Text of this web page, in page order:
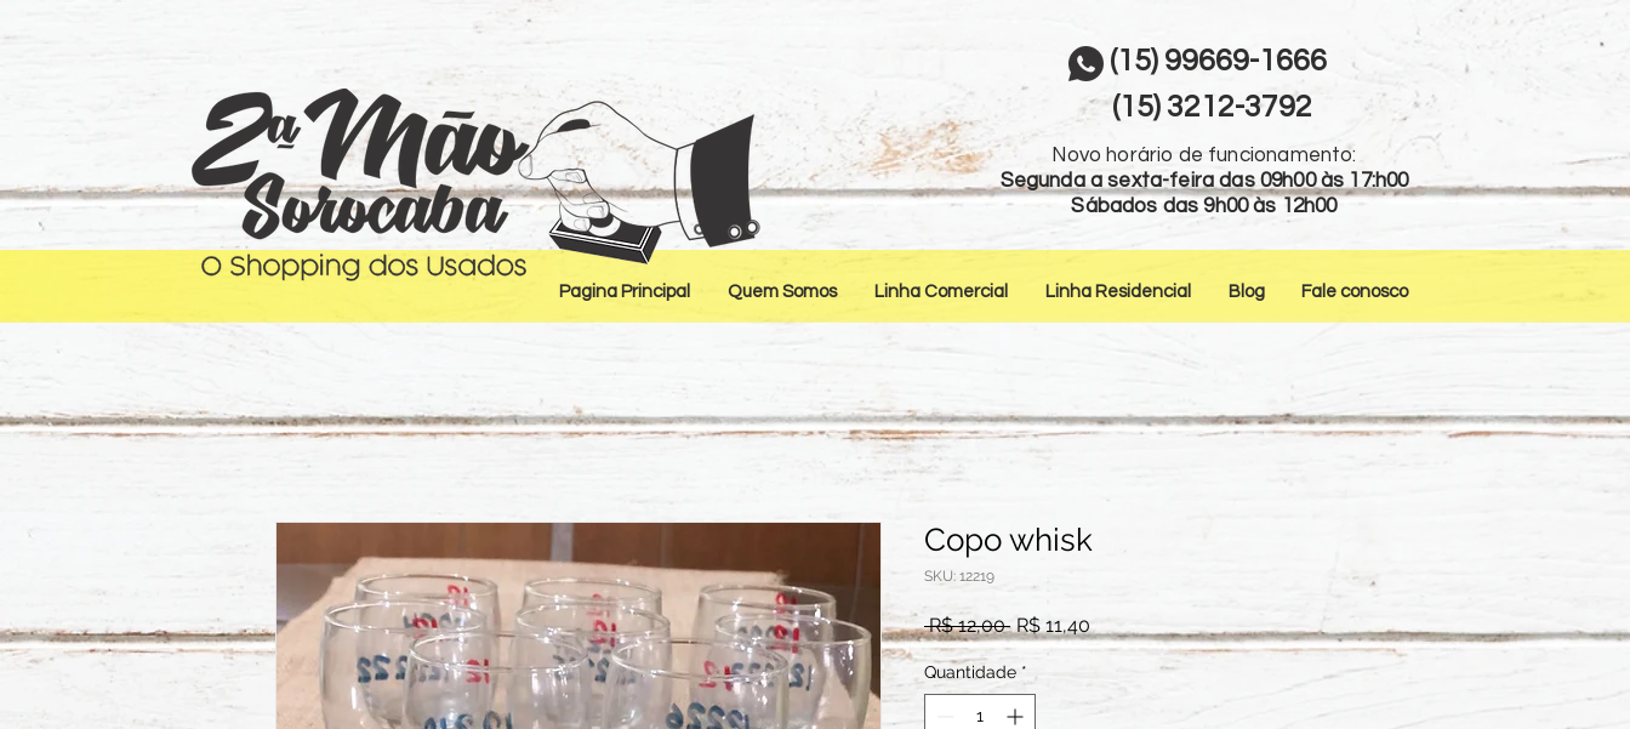
Novo horário de funcionamento:
Segunda a sexta-feira das 09h00 às 17:h00
Sábados das 9h00 às 12h00
Pagina Principal Quem Somos Linha Comercial Linha Residencial Blog Fale conosco
(15) 99669-1666
(15) 3212-3792
Copo whisk
SKU: 12219
R$ 12,00 Preço
normal
R$ 11,40Preço
promocional
Quantidade *